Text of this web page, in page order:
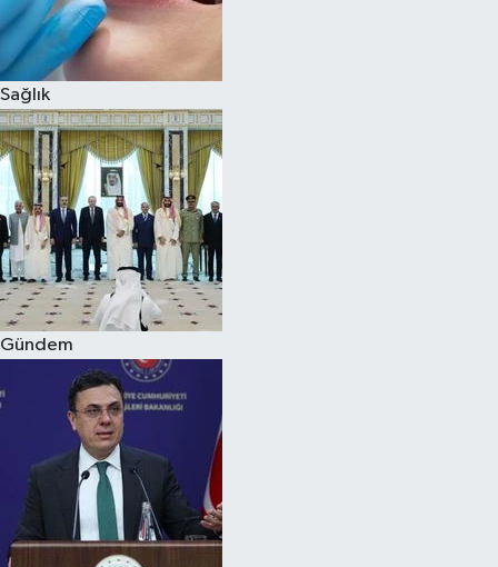
Sağlık
Gündem
Spor
Çocuk
Eğitim
Hava Durumu
Kadın
Kim kimdir?
Kültür Sanat
Sağlık
Siyaset